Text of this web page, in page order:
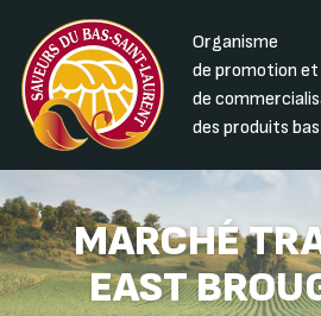
Organisme
de promotion et
de
des produits
MARCHÉ
EAST